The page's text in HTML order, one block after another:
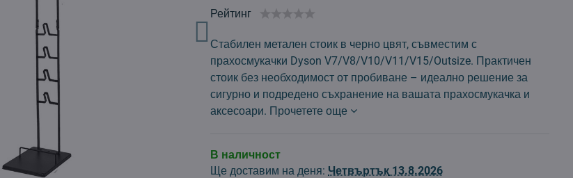
Рейтинг
Стабилен метален стоик в черно цвят, съвместим с
прахосмукачки Dyson V7/V8/V10/V11/V15/Outsize. Практичен
стоик без необходимост от пробиване – идеално решение за
сигурно и подредено съхранение на вашата прахосмукачка и
аксесоари. Прочетете още
В наличност
Ще доставим на деня: Четвъртък 13.8.2026